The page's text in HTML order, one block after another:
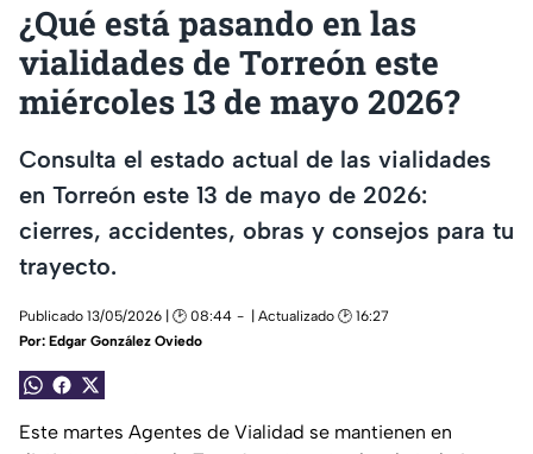
¿Qué está pasando en las
vialidades de Torreón este
miércoles 13 de mayo 2026?
Consulta el estado actual de las vialidades
en Torreón este 13 de mayo de 2026:
cierres, accidentes, obras y consejos para tu
trayecto.
Publicado 13/05/2026 | 🕑 08:44
| Actualizado 🕑 16:27
Por: Edgar González Oviedo
Este martes Agentes de Vialidad se mantienen en